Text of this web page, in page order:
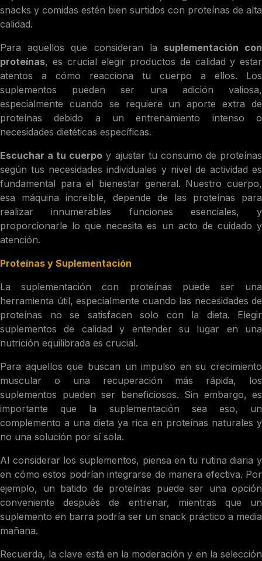
snacks y comidas estén bien surtidos con proteínas de alta
calidad.
Para aquellos que consideran la suplementación con
proteínas, es crucial elegir productos de calidad y estar
atentos a cómo reacciona tu cuerpo a ellos. Los
suplementos pueden ser una adición valiosa,
especialmente cuando se requiere un aporte extra de
proteínas debido a un entrenamiento intenso o
necesidades dietéticas específicas.
Escuchar a tu cuerpo y ajustar tu consumo de proteínas
según tus necesidades individuales y nivel de actividad es
fundamental para el bienestar general. Nuestro cuerpo,
esa máquina increíble, depende de las proteínas para
realizar innumerables funciones esenciales, y
proporcionarle lo que necesita es un acto de cuidado y
atención.
Proteínas y Suplementación
La suplementación con proteínas puede ser una
herramienta útil, especialmente cuando las necesidades de
proteínas no se satisfacen solo con la dieta. Elegir
suplementos de calidad y entender su lugar en una
nutrición equilibrada es crucial.
Para aquellos que buscan un impulso en su crecimiento
muscular o una recuperación más rápida, los
suplementos pueden ser beneficiosos. Sin embargo, es
importante que la suplementación sea eso, un
complemento a una dieta ya rica en proteínas naturales y
no una solución por sí sola.
Al considerar los suplementos, piensa en tu rutina diaria y
en cómo estos podrían integrarse de manera efectiva. Por
ejemplo, un batido de proteínas puede ser una opción
conveniente después de entrenar, mientras que un
suplemento en barra podría ser un snack práctico a media
mañana.
Recuerda, la clave está en la moderación y en la selección